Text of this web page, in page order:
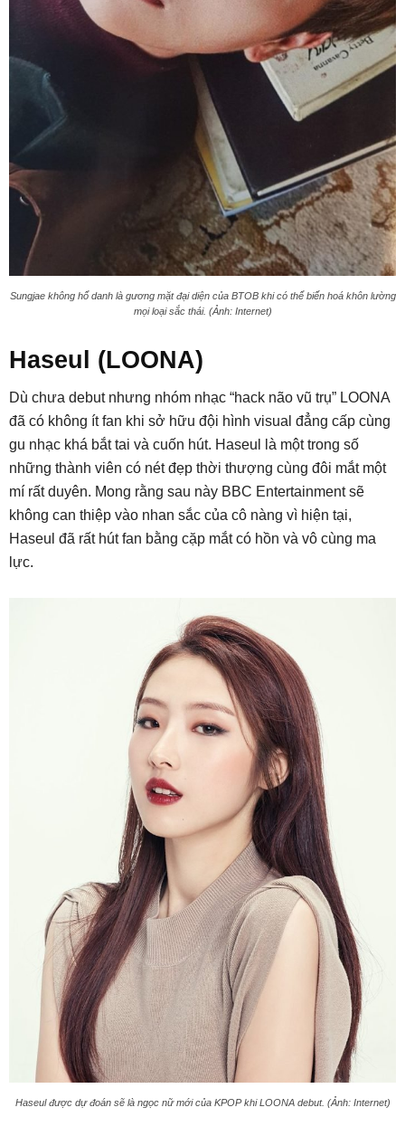
Sungjae không hổ danh là gương mặt đại diện của BTOB khi có thể biến hoá khôn lường
mọi loại sắc thái. (Ảnh: Internet)
Haseul (LOONA)
Dù chưa debut nhưng nhóm nhạc “hack não vũ trụ” LOONA
đã có không ít fan khi sở hữu đội hình visual đẳng cấp cùng
gu nhạc khá bắt tai và cuốn hút. Haseul là một trong số
những thành viên có nét đẹp thời thượng cùng đôi mắt một
mí rất duyên. Mong rằng sau này BBC Entertainment sẽ
không can thiệp vào nhan sắc của cô nàng vì hiện tại,
Haseul đã rất hút fan bằng cặp mắt có hồn và vô cùng ma
lực.
Haseul được dự đoán sẽ là ngọc nữ mới của KPOP khi LOONA debut. (Ảnh: Internet)